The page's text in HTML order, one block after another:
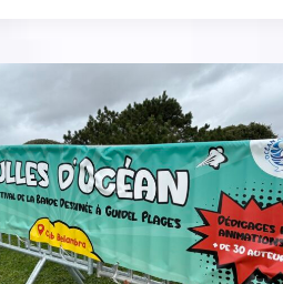
GRÂCE
À
UNE
SIGNALÉTIQUE
CLAIRE
ET
VISIBLE